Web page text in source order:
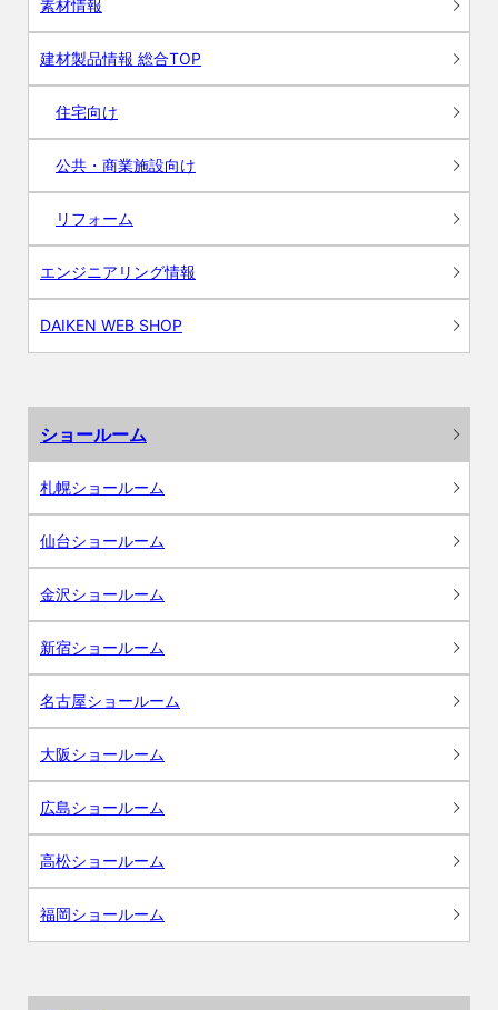
素材情報
建材製品情報 総合TOP
住宅向け
公共・商業施設向け
リフォーム
エンジニアリング情報
DAIKEN WEB SHOP
ショールーム
札幌ショールーム
仙台ショールーム
金沢ショールーム
新宿ショールーム
名古屋ショールーム
大阪ショールーム
広島ショールーム
高松ショールーム
福岡ショールーム